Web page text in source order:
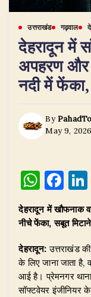
उत्तराखंड गढ़वाल
देहरादून में
अपहरण और
नदी में
By
May 9, 2026
W
h
at
A
p
F
c
e
b
o
e
देहरादून में खौफनाक
नीचे फेंका, सबूत
देहरादून: उत्तराखंड
के लिए जाना जाता है,
आई है। प्रेमनगर
सॉफ्टवेयर इंजीनियर